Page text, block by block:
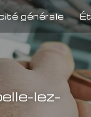
générale
lez-